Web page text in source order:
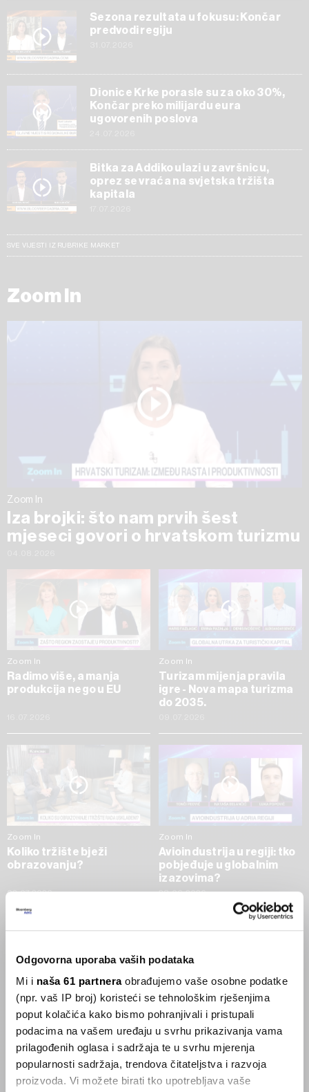
Odgovorna uporaba vaših podataka
Mi i naša 61 partneraobrađujemo vaše osobne podatke
(npr. vaš IP broj) koristeći se tehnološkim rješenjima
poput kolačića kako bismo pohranjivali i pristupali
podacima na vašem uređaju u svrhu prikazivanja vama
prilagođenih oglasa i sadržaja te u svrhu mjerenja
popularnosti sadržaja, trendova čitateljstva i razvoja
proizvoda. Vi možete birati tko upotrebljava vaše
Sezona rezultata u fokusu: Končar
predvodi regiju
Dionice Krke porasle su za oko 30%,
Končar preko milijardu eura
ugovorenih poslova
Bitka za Addiko ulazi u završnicu,
oprez se vraća na svjetska tržišta
kapitala
SVE VIJESTI IZ RUBRIKE MARKET
Zoom In
Zoom In
Iza brojki: što nam prvih šest
mjeseci govori o hrvatskom turizmu
Zoom In
Radimo više, a manja
produkcija nego u EU
Zoom In
Turizam mijenja pravila
igre - Nova mapa turizma
do 2035.
Zoom In
Koliko tržište bježi
obrazovanju?
02.07.2026
Zoom In
Avioindustrija u regiji: tko
pobjeđuje u globalnim
izazovima?
23.06.2026
SVE VIJESTI IZ RUBRIKE ZOOM IN
Businessweek Adria
Korisnici GLP-1 lijekova mršave,
ekonomija se deblja
Visok trošak selidbe kompanija iz Kine